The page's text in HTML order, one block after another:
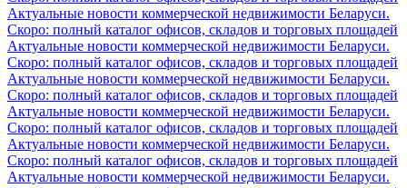
Актуальные новости коммерческой недвижимости Беларуси.
Скоро: полный каталог офисов, складов и торговых площадей
Актуальные новости коммерческой недвижимости Беларуси.
Скоро: полный каталог офисов, складов и торговых площадей
Актуальные новости коммерческой недвижимости Беларуси.
Скоро: полный каталог офисов, складов и торговых площадей
Актуальные новости коммерческой недвижимости Беларуси.
Скоро: полный каталог офисов, складов и торговых площадей
Актуальные новости коммерческой недвижимости Беларуси.
Скоро: полный каталог офисов, складов и торговых площадей
Актуальные новости коммерческой недвижимости Беларуси.